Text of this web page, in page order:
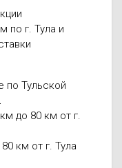
по г. Тула и
по Тульской
до 80 км от г.
км от г. Тула